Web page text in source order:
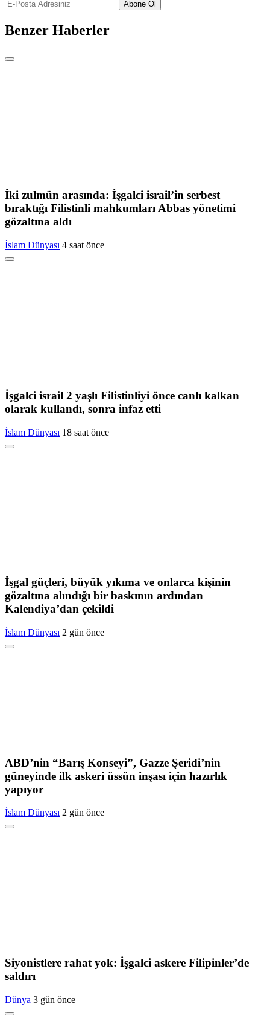
Abone Ol
Benzer Haberler
İki zulmün arasında: İşgalci israil’in serbest
bıraktığı Filistinli mahkumları Abbas yönetimi
gözaltına aldı
İslam Dünyası 4 saat önce
İşgalci israil 2 yaşlı Filistinliyi önce canlı kalkan
olarak kullandı, sonra infaz etti
İslam Dünyası 18 saat önce
İşgal güçleri, büyük yıkıma ve onlarca kişinin
gözaltına alındığı bir baskının ardından
Kalendiya’dan çekildi
İslam Dünyası 2 gün önce
ABD’nin “Barış Konseyi”, Gazze Şeridi’nin
güneyinde ilk askeri üssün inşası için hazırlık
yapıyor
İslam Dünyası 2 gün önce
Siyonistlere rahat yok: İşgalci askere Filipinler’de
saldırı
Dünya 3 gün önce